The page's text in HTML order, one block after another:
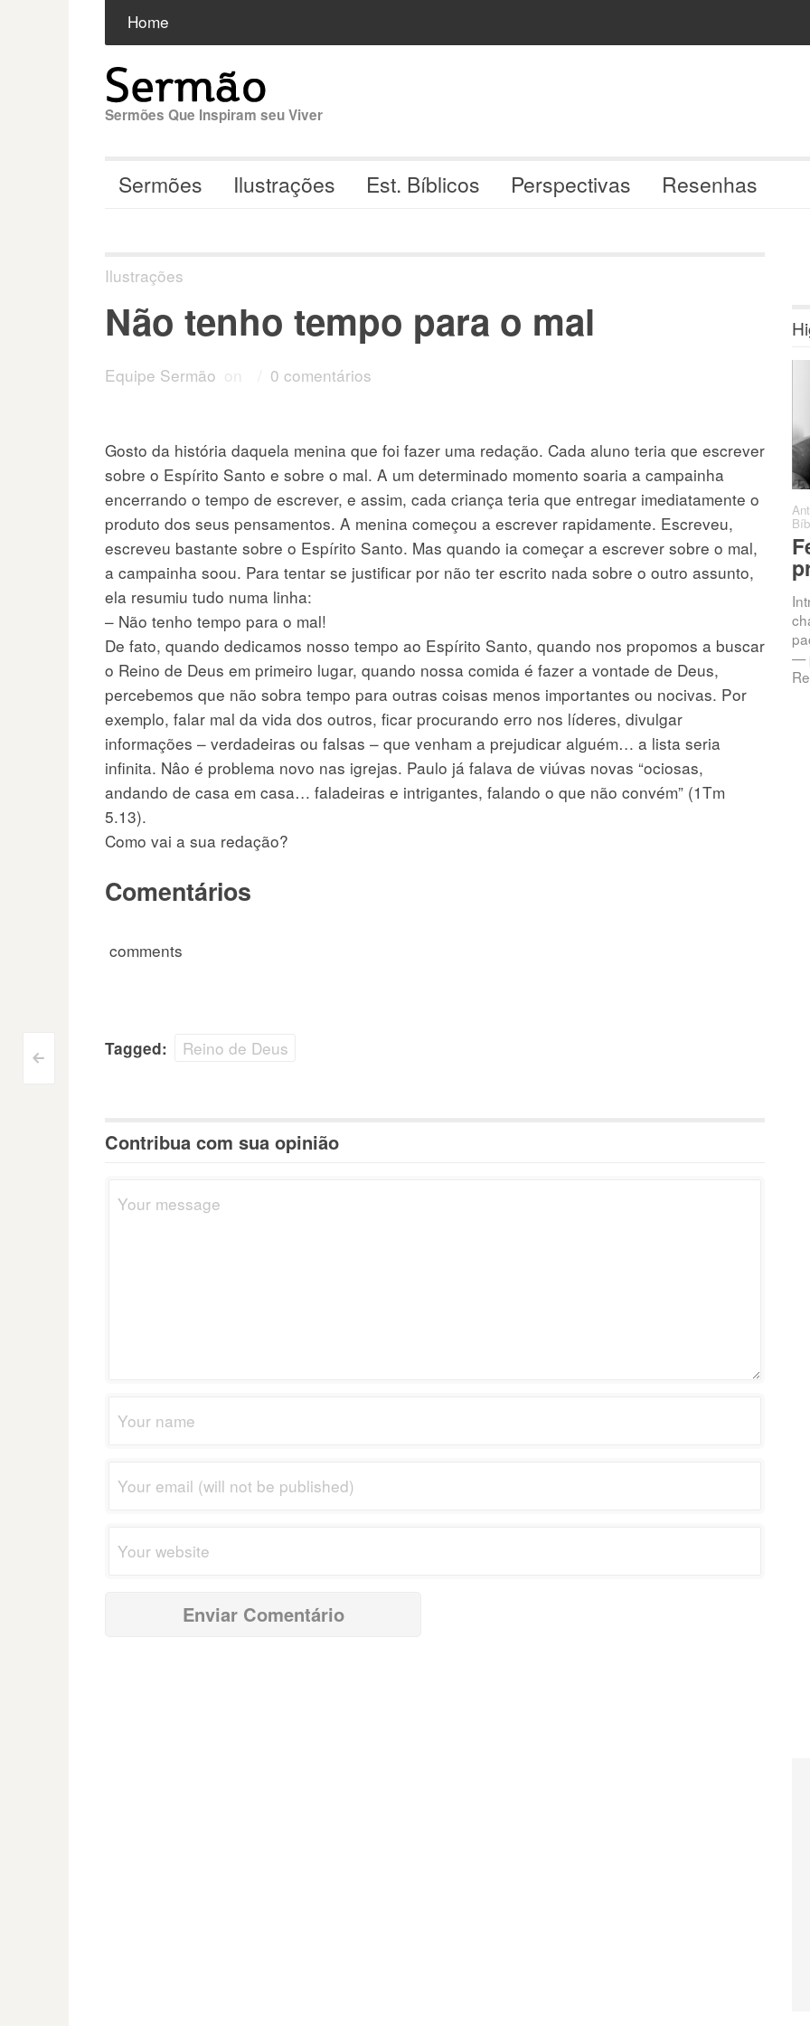
para
conteúdo
Home
Sermões Que Inspiram seu Viver
Sermões Ilustrações Est. Bíblicos Perspectivas Resenhas
Navegação
do
Post
<
Ilustrações
Não tenho tempo para o mal
Equipe Sermão on 0 comentários
Gosto da história daquela menina que foi fazer uma redação. Cada aluno teria que escrever
sobre o Espírito Santo e sobre o mal. A um determinado momento soaria a campainha
encerrando o tempo de escrever, e assim, cada criança teria que entregar imediatamente o
produto dos seus pensamentos. A menina começou a escrever rapidamente. Escreveu,
escreveu bastante sobre o Espírito Santo. Mas quando ia começar a escrever sobre o mal,
a campainha soou. Para tentar se justificar por não ter escrito nada sobre o outro assunto,
ela resumiu tudo numa linha:
– Não tenho tempo para o mal!
De fato, quando dedicamos nosso tempo ao Espírito Santo, quando nos propomos a buscar
o Reino de Deus em primeiro lugar, quando nossa comida é fazer a vontade de Deus,
percebemos que não sobra tempo para outras coisas menos importantes ou nocivas. Por
exemplo, falar mal da vida dos outros, ficar procurando erro nos líderes, divulgar
informações – verdadeiras ou falsas – que venham a prejudicar alguém… a lista seria
infinita. Nâo é problema novo nas igrejas. Paulo já falava de viúvas novas “ociosas,
andando de casa em casa… faladeiras e intrigantes, falando o que não convém” (1Tm
5.13).
Como vai a sua redação?
Comentários
comments
Tagged: Reino de Deus
Contribua com sua opinião
Antonio C. Barro · Sermões ·
0 comentários
Chamados à
Intimidade: A
Promessa da
Jeremias 33:3 — “Clama a
mim, e responder-te-ei, e
anunciar-te-ei coisas grandes
e ocultas que não sabes.”
Introdução Vivemos numa
—